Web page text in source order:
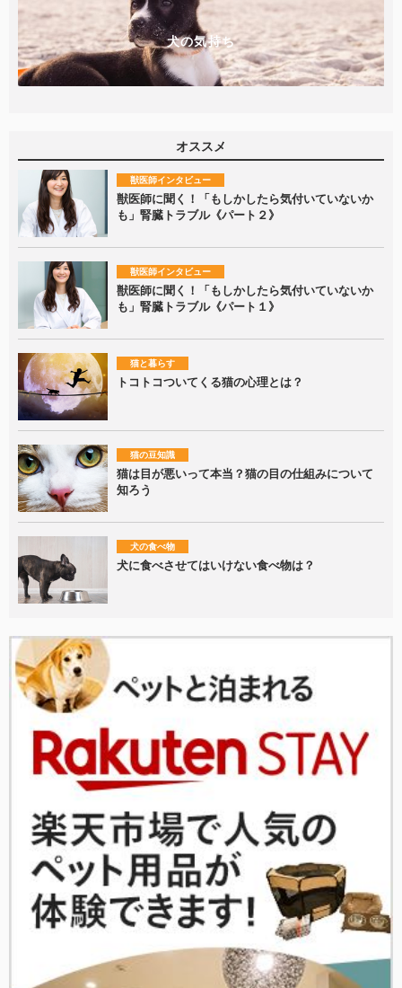
犬の気持ち
オススメ
獣医師インタビュー
獣医師に聞く！「もしかしたら気付いていないか
も」腎臓トラブル《パート２》
獣医師インタビュー
獣医師に聞く！「もしかしたら気付いていないか
も」腎臓トラブル《パート１》
猫と暮らす
トコトコついてくる猫の心理とは？
猫の豆知識
猫は目が悪いって本当？猫の目の仕組みについて
知ろう
犬の食べ物
犬に食べさせてはいけない食べ物は？